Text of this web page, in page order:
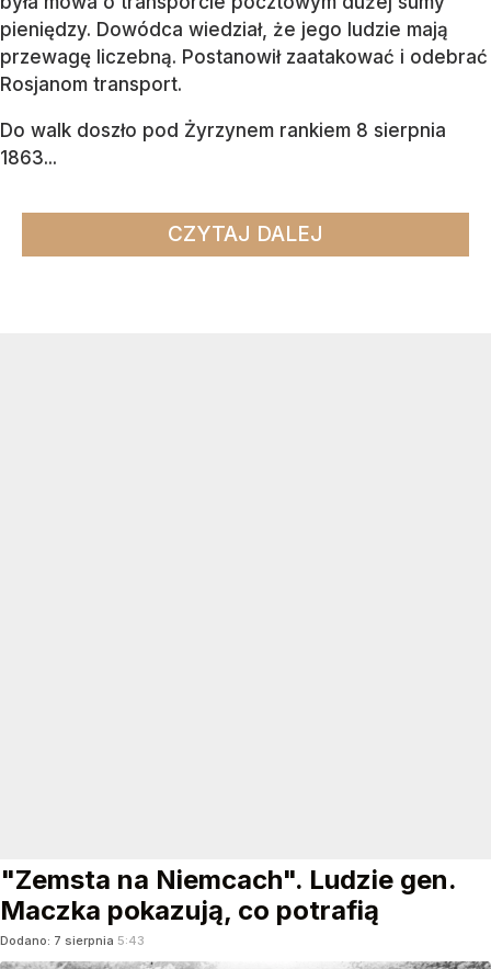
pieniędzy. Dowódca wiedział, że jego ludzie mają
przewagę liczebną. Postanowił zaatakować i odebrać
Rosjanom transport.
Do walk doszło pod Żyrzynem rankiem 8 sierpnia
1863...
CZYTAJ DALEJ
"Zemsta na Niemcach". Ludzie gen.
Maczka pokazują, co potrafią
Dodano: 7 sierpnia 5:43